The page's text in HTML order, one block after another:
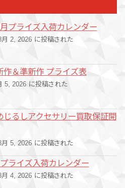
月プライズ入荷カレンダー
月 2, 2026 に投稿された
作＆準新作 プライズ表
5, 2026 に投稿された
じるしアクセサリー買取保証開
月 5, 2026 に投稿された
ライズ入荷カレンダー
月 4, 2026 に投稿された